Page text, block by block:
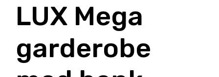
LUX Mega
garderobe